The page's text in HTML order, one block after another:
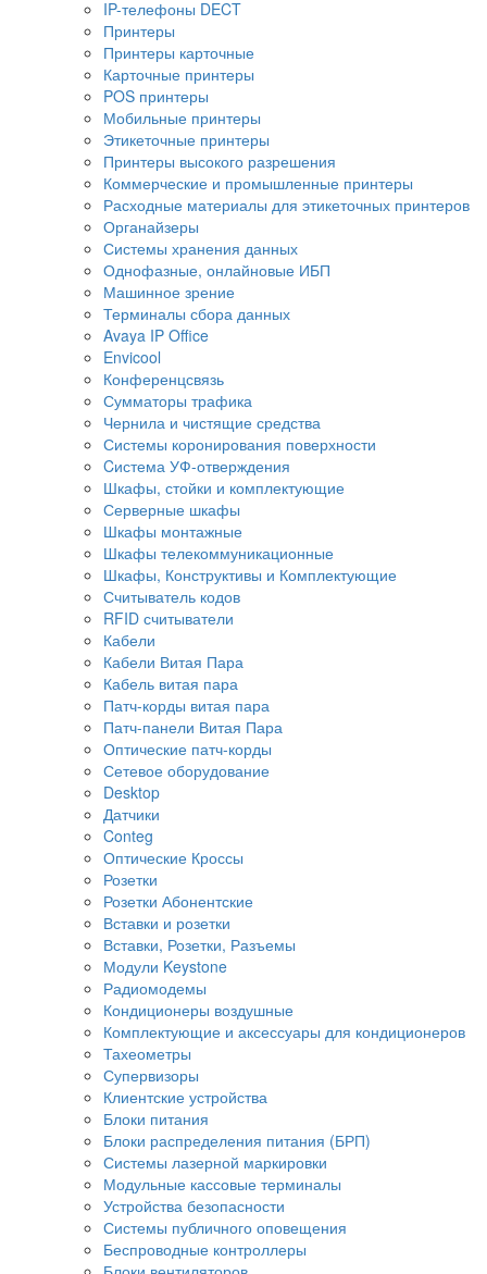
IP-телефоны DECT
Принтеры
Принтеры карточные
Карточные принтеры
POS принтеры
Мобильные принтеры
Этикеточные принтеры
Принтеры высокого разрешения
Коммерческие и промышленные принтеры
Расходные материалы для этикеточных принтеров
Органайзеры
Системы хранения данных
Однофазные, онлайновые ИБП
Машинное зрение
Терминалы сбора данных
Avaya IP Office
Envicool
Конференцсвязь
Сумматоры трафика
Чернила и чистящие средства
Системы коронирования поверхности
Cистема УФ-отверждения
Шкафы, стойки и комплектующие
Серверные шкафы
Шкафы монтажные
Шкафы телекоммуникационные
Шкафы, Конструктивы и Комплектующие
Считыватель кодов
RFID считыватели
Кабели
Кабели Витая Пара
Кабель витая пара
Патч-корды витая пара
Патч-панели Витая Пара
Оптические патч-корды
Сетевое оборудование
Desktop
Датчики
Conteg
Оптические Кроссы
Розетки
Розетки Абонентские
Вставки и розетки
Вставки, Розетки, Разъемы
Модули Keystone
Радиомодемы
Кондиционеры воздушные
Комплектующие и аксессуары для кондиционеров
Тахеометры
Супервизоры
Клиентские устройства
Блоки питания
Блоки распределения питания (БРП)
Системы лазерной маркировки
Модульные кассовые терминалы
Устройства безопасности
Системы публичного оповещения
Беспроводные контроллеры